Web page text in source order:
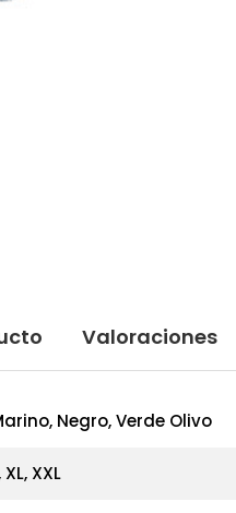
Valoraciones
Negro, Verde Olivo
XL, XXL